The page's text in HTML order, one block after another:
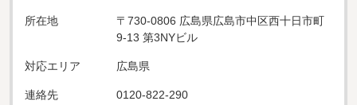
所在地
〒730-0806 広島県広島市中区西十日市町
9-13 第3NYビル
対応エリア 広島県
連絡先 0120-822-290